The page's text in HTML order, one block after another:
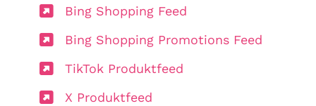
Bing Shopping Feed
Bing Shopping Promotions Feed
TikTok Produktfeed
X Produktfeed